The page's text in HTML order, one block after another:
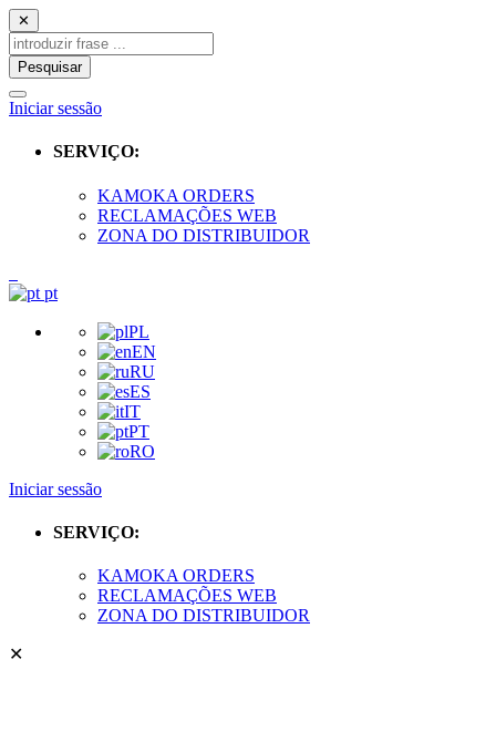
✕
Pesquisar
Iniciar sessão
SERVIÇO:
KAMOKA ORDERS
RECLAMAÇÕES WEB
ZONA DO DISTRIBUIDOR
pt
PL
EN
RU
ES
IT
PT
RO
Iniciar sessão
SERVIÇO:
KAMOKA ORDERS
RECLAMAÇÕES WEB
ZONA DO DISTRIBUIDOR
✕